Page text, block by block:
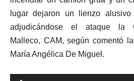
lugar dejaron un lienzo
adjudicándose el ataque la
Malleco, CAM, según comentó
María Angélica De Miguel.